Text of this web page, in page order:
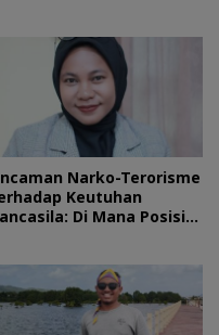
Narko-Terorisme
Keutuhan
Di Mana Posisi